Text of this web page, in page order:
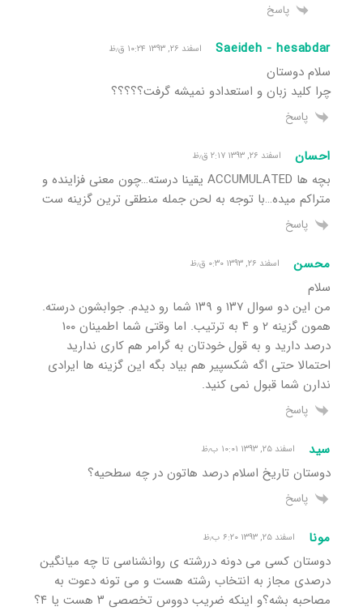
پاسخ
Saeideh - hesabdar اسفند ۲۶, ۱۳۹۳ ۱۰:۲۴ ق٫ظ
سلام دوستان
چرا کلید زبان و استعدادو نمیشه گرفت؟؟؟؟؟
پاسخ
احسان اسفند ۲۶, ۱۳۹۳ ۲:۱۷ ق٫ظ
بچه ها ACCUMULATED یقینا درسته…چون معنی فزاینده و
متراکم میده…با توجه به لحن جمله منطقی ترین گزینه ست
پاسخ
محسن اسفند ۲۶, ۱۳۹۳ ۰:۳۰ ق٫ظ
سلام
من این دو سوال ۱۳۷ و ۱۳۹ شما رو دیدم. جوابشون درسته.
همون گزینه ۲ و ۴ به ترتیب. اما وقتی شما اطمینان ۱۰۰
درصد دارید و به قول خودتان به گرامر هم کاری ندارید
احتمالا حتی اگه شکسپیر هم بیاد بگه این گزینه ها ایرادی
ندارن شما قبول نمی کنید.
پاسخ
سید اسفند ۲۵, ۱۳۹۳ ۱۰:۰۱ ب٫ظ
دوستان تاریخ اسلام درصد هاتون در چه سطحیه؟
پاسخ
مونا اسفند ۲۵, ۱۳۹۳ ۶:۲۰ ب٫ظ
دوستان کسی می دونه دررشته ی روانشناسی تا چه میانگین
درصدی مجاز به انتخاب رشته هست و می تونه دعوت به
مصاحبه بشه؟و اینکه ضریب دووس تخصصی ٣ هست یا ۴؟